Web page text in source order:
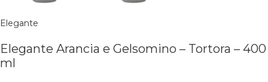
Elegante
Elegante Arancia e Gelsomino – Tortora – 400
ml